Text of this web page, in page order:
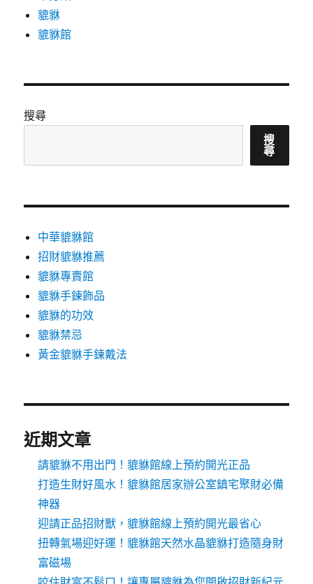
貔貅
貔貅館
搜尋
搜
尋
中華貔貅館
招財貔貅推薦
貔貅專賣館
貔貅手鍊飾品
貔貅的功效
貔貅禁忌
黃金貔貅手鍊戴法
近期文章
請貔貅不用出門！貔貅館線上預約開光正品
打造生財好風水！貔貅館居家辦公室鎮宅聚財必備
神器
迎請正品招財獸，貔貅館線上預約開光最省心
扭轉氣場迎好運！貔貅館天然水晶貔貅打造隨身財
富磁場